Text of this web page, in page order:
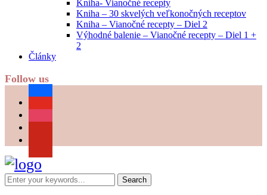
Kniha- Vianočné recepty
Kniha – 30 skvelých veľkonočných receptov
Kniha – Vianočné recepty – Diel 2
Výhodné balenie – Vianočné recepty – Diel 1 +
2
Články
Follow us